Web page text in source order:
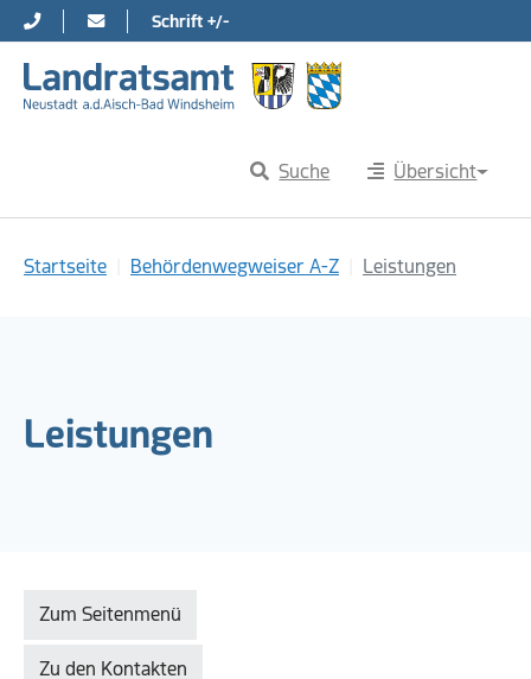
Direkt zur Hauptnavigation springen
Direkt zum Inhalt springen
Schrift +/-
Suche Übersicht
Startseite Behördenwegweiser A-Z Leistungen
Leistungen
Zum Seitenmenü
Zu den Kontakten